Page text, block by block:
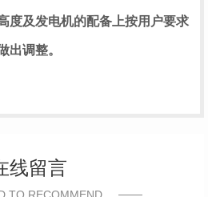
度及发电机的配备上按用户要求
出调整。
线留言
TO RECOMMEND